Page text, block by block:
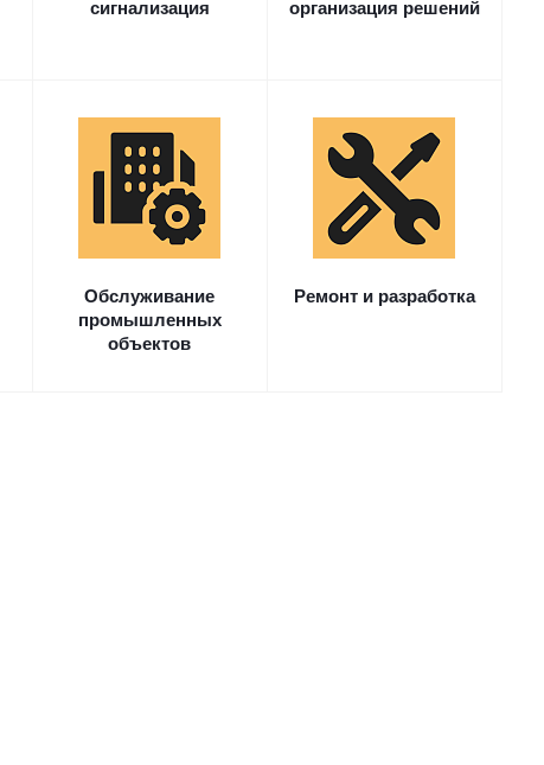
сигнализация
организация решений
Обслуживание
промышленных
объектов
Ремонт и разработка